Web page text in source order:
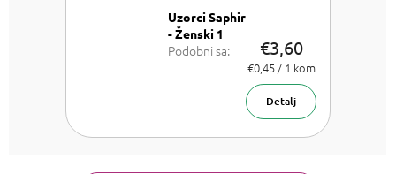
Uzorci Saphir
- Ženski 1
Podobni sa:
Armani Acqua
€3,60
Izmjeri
cijenu:
€0,45 / 1 kom
Detalj